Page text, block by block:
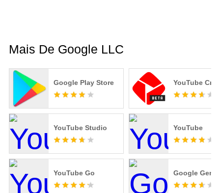
Mais De Google LLC
Google Play Store YouTube
YouTube Studio YouTube
YouTube Go Google